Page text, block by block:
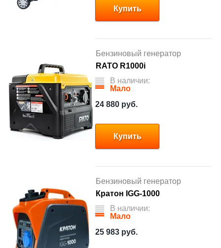
Купить
Бензиновый генератор
RATO R1000i
В наличии:
Мало
24 880 руб.
Купить
Бензиновый генератор
Кратон IGG-1000
В наличии:
Мало
25 983 руб.